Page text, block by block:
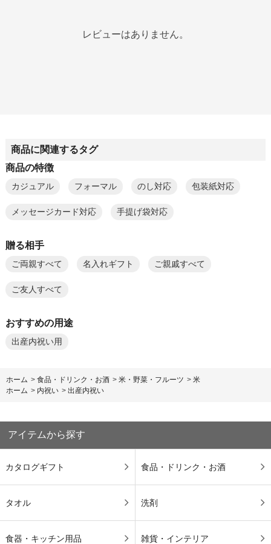
レビューはありません。
商品に関連するタグ
商品の特徴
カジュアル フォーマル のし対応 包装紙対応
メッセージカード対応 手提げ袋対応
贈る相手
ご両親すべて 名入れギフト ご親戚すべて
ご友人すべて
おすすめの用途
出産内祝い用
ホーム > 食品・ドリンク・お酒 > 米・野菜・フルーツ > 米
ホーム > 内祝い > 出産内祝い
アイテムから探す
カタログギフト 食品・ドリンク・お酒
タオル 洗剤
食器・キッチン用品 雑貨・インテリア